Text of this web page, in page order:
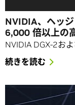
NVIDIA、ヘッ
6,000 倍以上の
NVIDIA DGX-2お
続きを読む